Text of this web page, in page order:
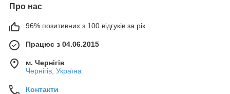
Про нас
96% позитивних з 100 відгуків за рік
Працює з 04.06.2015
м. Чернігів
Чернігів, Україна
Контакти